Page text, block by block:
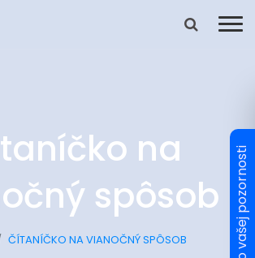
na
spôsob
ČÍTANÍČKO NA VIANOČNÝ SPÔSOB